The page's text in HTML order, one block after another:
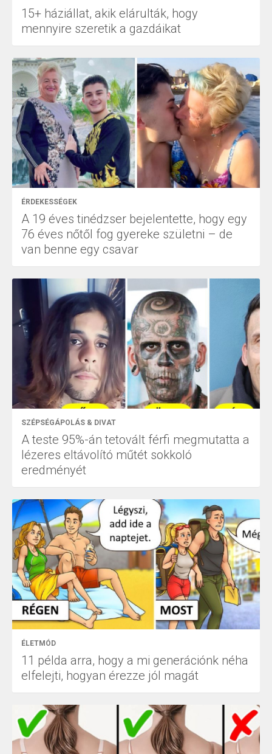
15+ háziállat, akik elárulták, hogy
mennyire szeretik a gazdáikat
ÉRDEKESSÉGEK
A 19 éves tinédzser bejelentette, hogy egy
76 éves nőtől fog gyereke születni – de
van benne egy csavar
SZÉPSÉGÁPOLÁS & DIVAT
A teste 95%-án tetovált férfi megmutatta a
lézeres eltávolító műtét sokkoló
eredményét
ÉLETMÓD
11 példa arra, hogy a mi generációnk néha
elfelejti, hogyan érezze jól magát